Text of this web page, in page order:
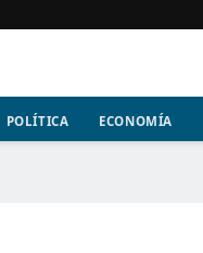
POLÍTICA ECONOMÍA